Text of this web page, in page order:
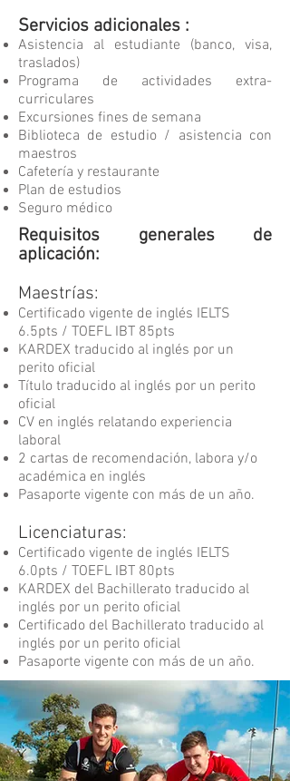
Servicios adicionales :
Asistencia al estudiante (banco, visa,
traslados)
Programa de actividades extra-
curriculares
Excursiones fines de semana
Biblioteca de estudio / asistencia con
maestros
Cafetería y restaurante
Plan de estudios
Seguro médico
Requisitos generales de
aplicación:
Maestrías:
Certificado vigente de inglés IELTS
6.5pts / TOEFL IBT 85pts
KARDEX traducido al inglés por un
perito oficial
Título traducido al inglés por un perito
oficial
CV en inglés relatando experiencia
laboral
2 cartas de recomendación, labora y/o
académica en inglés
Pasaporte vigente con más de un año.
Licenciaturas:
Certificado vigente de inglés IELTS
6.0pts / TOEFL IBT 80pts
KARDEX del Bachillerato traducido al
inglés por un perito oficial
Certificado del Bachillerato traducido al
inglés por un perito oficial
Pasaporte vigente con más de un año.